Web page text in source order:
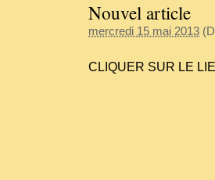
Nouvel article
mercredi 15 mai 2013
CLIQUER SUR LE